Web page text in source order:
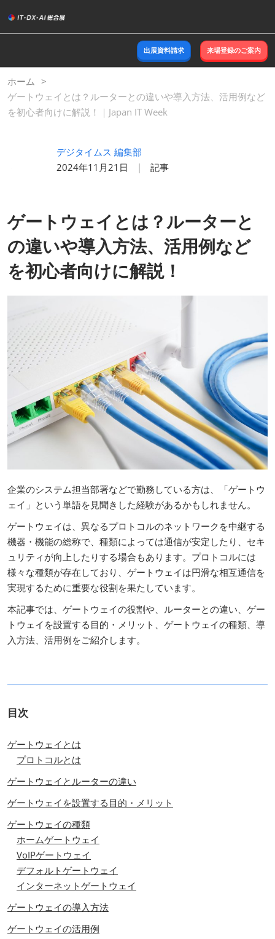
キ
ッ
し
て
進
む
出展資料請求 来場登録のご案内
ホーム
ゲートウェイとは？ルーターとの違いや導入方法、活用例など
を初心者向けに解説！｜Japan IT Week
デジタイムス 編集部
2024年11月21日
記事
ゲートウェイとは？ルーターと
の違いや導入方法、活用例など
を初心者向けに解説！
企業のシステム担当部署などで勤務している方は、「ゲートウ
ェイ」という単語を見聞きした経験があるかもしれません。
ゲートウェイは、異なるプロトコルのネットワークを中継する
機器・機能の総称で、種類によっては通信が安定したり、セキ
ュリティが向上したりする場合もあります。プロトコルには
様々な種類が存在しており、ゲートウェイは円滑な相互通信を
実現するために重要な役割を果たしています。
本記事では、ゲートウェイの役割や、ルーターとの違い、ゲー
トウェイを設置する目的・メリット、ゲートウェイの種類、導
入方法、活用例をご紹介します。
目次
ゲートウェイとは
プロトコルとは
ゲートウェイとルーターの違い
ゲートウェイを設置する目的・メリット
ゲートウェイの種類
ホームゲートウェイ
VoIPゲートウェイ
デフォルトゲートウェイ
インターネットゲートウェイ
ゲートウェイの導入方法
ゲートウェイの活用例